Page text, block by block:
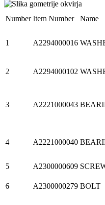
Number Item Number Name
1 A2294000016
2 A2294000102
3 A2221000043
4 A2221000040
5 A2300000609
6 A2300000279 BOLT